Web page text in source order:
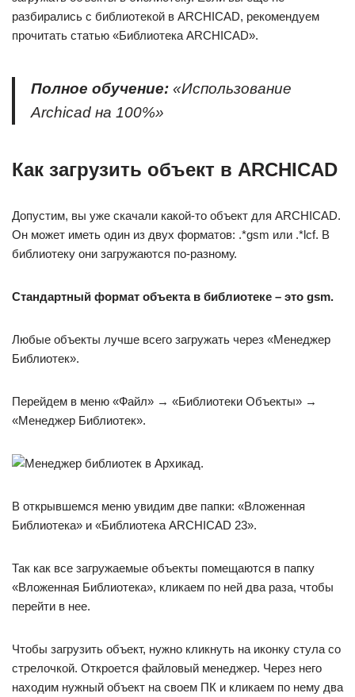
разбирались с библиотекой в ARCHICAD, рекомендуем
прочитать статью «Библиотека ARCHICAD».
Полное обучение: «Использование
Archicad на 100%»
Как загрузить объект в ARCHICAD
Допустим, вы уже скачали какой-то объект для ARCHICAD.
Он может иметь один из двух форматов: .*gsm или .*lcf. В
библиотеку они загружаются по-разному.
Стандартный формат объекта в библиотеке – это gsm.
Любые объекты лучше всего загружать через «Менеджер
Библиотек».
Перейдем в меню «Файл» → «Библиотеки Объекты» →
«Менеджер Библиотек».
В открывшемся меню увидим две папки: «Вложенная
Библиотека» и «Библиотека ARCHICAD 23».
Так как все загружаемые объекты помещаются в папку
«Вложенная Библиотека», кликаем по ней два раза, чтобы
перейти в нее.
Чтобы загрузить объект, нужно кликнуть на иконку стула со
стрелочкой. Откроется файловый менеджер. Через него
находим нужный объект на своем ПК и кликаем по нему два